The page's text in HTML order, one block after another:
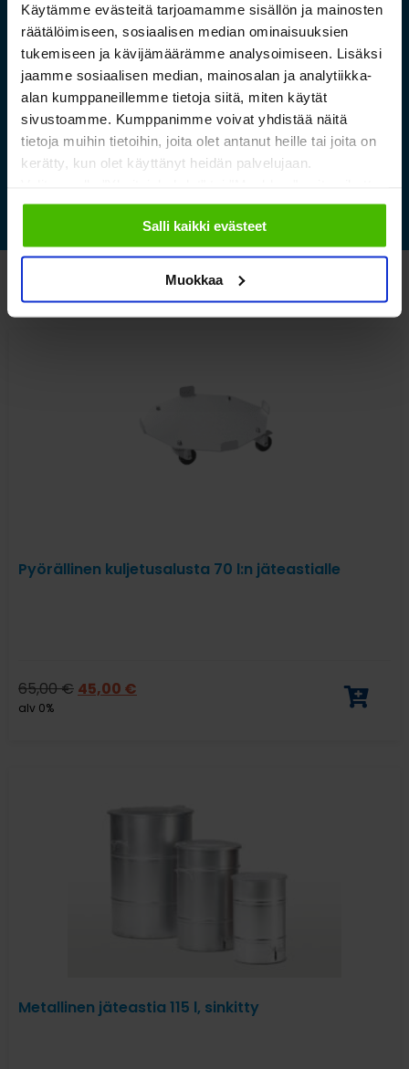
Käytämme evästeitä tarjoamamme sisällön ja mainosten
räätälöimiseen, sosiaalisen median ominaisuuksien
tukemiseen ja kävijämäärämme analysoimiseen. Lisäksi
jaamme sosiaalisen median, mainosalan ja analytiikka-
alan kumppaneillemme tietoja siitä, miten käytät
sivustoamme. Kumppanimme voivat yhdistää näitä
tietoja muihin tietoihin, joita olet antanut heille tai joita on
kerätty, kun olet käyttänyt heidän palvelujaan.
sallimiisi evästeisiin.
Salli kaikki evästeet
Muokkaa
Saamelaismuseon ja
luontokeskuksen esineistölle
sopivat ilmastoidut ja
kestävät säilytysratkaisut
Lue lisää »
Katso myös nämä
Pyörällinen kuljetusalusta 70 l:n jäteastialle
65,00€ 45,00 €
alv 0%
Metallinen jäteastia 115 l, sinkitty